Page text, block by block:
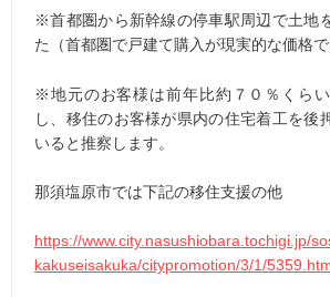
※首都圏から新幹線の停車駅周辺で土地
た（首都圏で戸建て購入が現実的な価格で
※地元のお客様は前年比約７０％くら
し、移住のお客様が県内の住宅着工を後
いると推察します。
那須塩原市では下記の移住支援の他
https://www.city.nasushiobara.tochigi.jp/
kakuseisakuka/citypromotion/3/1/